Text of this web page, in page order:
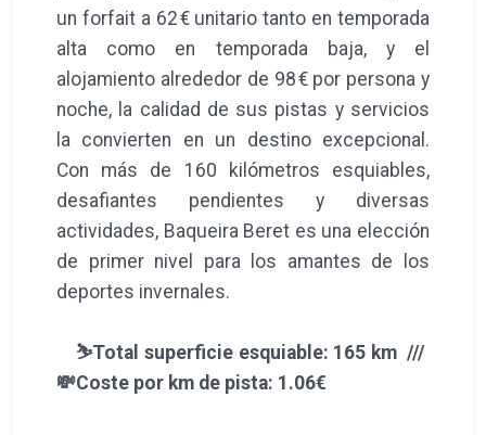
un forfait a 62 € unitario tanto en temporada
alta como en temporada baja, y el
alojamiento alrededor de 98 € por persona y
noche, la calidad de sus pistas y servicios
la convierten en un destino excepcional.
Con más de 160 kilómetros esquiables,
desafiantes pendientes y diversas
actividades, Baqueira Beret es una elección
de primer nivel para los amantes de los
deportes invernales.
⛷️Total superficie esquiable: 165 km ///
💸Coste por km de pista: 1.06€